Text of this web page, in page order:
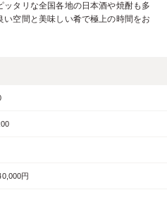
タリな全国各地の日本酒や焼酎も多
空間と美味しい肴で極上の時間をお
円